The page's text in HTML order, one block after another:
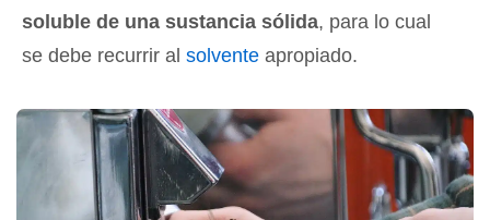
soluble de una sustancia sólida, para lo cual
se debe recurrir al solvente apropiado.